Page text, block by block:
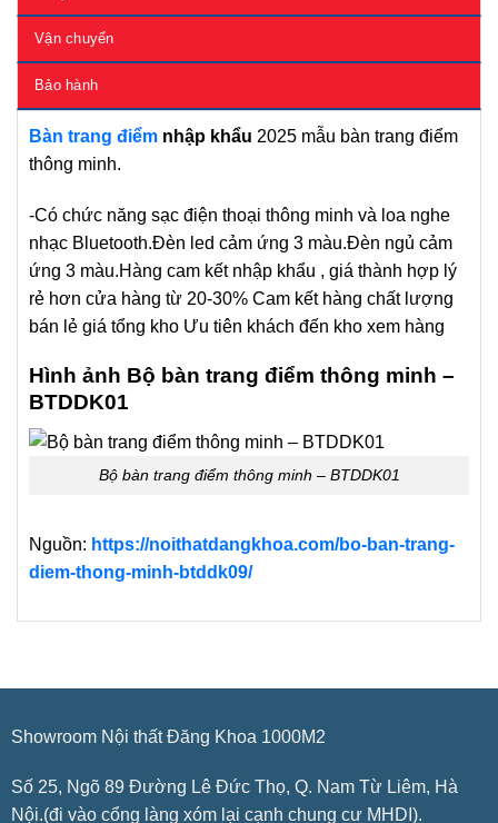
Vận chuyển
Bảo hành
Bàn trang điểm nhập khẩu 2025 mẫu bàn trang điểm
thông minh.
-Có chức năng sạc điện thoại thông minh và loa nghe
nhạc Bluetooth.Đèn led cảm ứng 3 màu.Đèn ngủ cảm
ứng 3 màu.Hàng cam kết nhập khẩu , giá thành hợp lý
rẻ hơn cửa hàng từ 20-30% Cam kết hàng chất lượng
bán lẻ giá tổng kho Ưu tiên khách đến kho xem hàng
Hình ảnh Bộ bàn trang điểm thông minh –
BTDDK01
Bộ bàn trang điểm thông minh – BTDDK01
Nguồn: https://noithatdangkhoa.com/bo-ban-trang-
diem-thong-minh-btddk09/
Showroom Nội thất Đăng Khoa 1000M2
Số 25, Ngõ 89 Đường Lê Đức Thọ, Q. Nam Từ Liêm, Hà
Nội.(đi vào cổng làng xóm lại cạnh chung cư MHDI).